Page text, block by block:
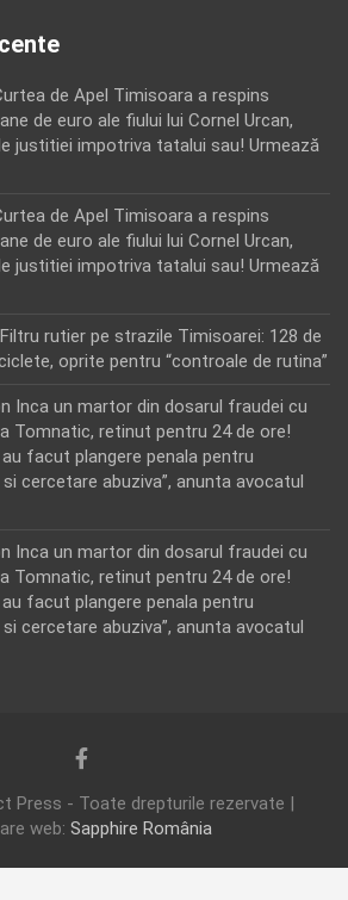
de Apel Timisoara a respins
de euro ale fiului lui Cornel Urcan,
justitiei impotriva tatalui sau! Urmează
de Apel Timisoara a respins
de euro ale fiului lui Cornel Urcan,
justitiei impotriva tatalui sau! Urmează
Filtru rutier pe strazile Timisoarei: 128 de
oprite pentru “controale de rutina”
Inca un martor din dosarul fraudei cu
Tomnatic, retinut pentru 24 de ore!
facut plangere penala pentru
cercetare abuziva”, anunta avocatul
Inca un martor din dosarul fraudei cu
Tomnatic, retinut pentru 24 de ore!
facut plangere penala pentru
cercetare abuziva”, anunta avocatul
Press - Toate drepturile rezervate |
web: Sapphire România